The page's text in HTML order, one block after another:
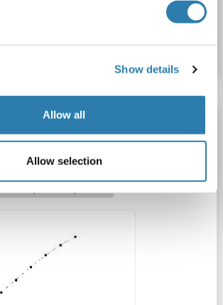
Show details
Allow all
Allow selection
Détails
Colorimetric
Sandwich ELISA
mL